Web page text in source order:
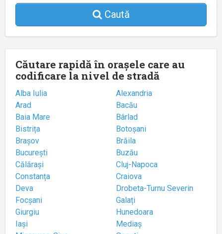
Caută
Căutare rapidă în orașele care au
codificare la nivel de stradă
Alba Iulia
Alexandria
Arad
Bacău
Baia Mare
Bârlad
Bistrița
Botoșani
Brașov
Brăila
București
Buzău
Călărași
Cluj-Napoca
Constanța
Craiova
Deva
Drobeta-Turnu Severin
Focșani
Galați
Giurgiu
Hunedoara
Iași
Mediaș